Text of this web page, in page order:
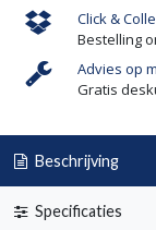
Click &
Bestelling
Advies op
Gratis
Beschrijving
Specificaties